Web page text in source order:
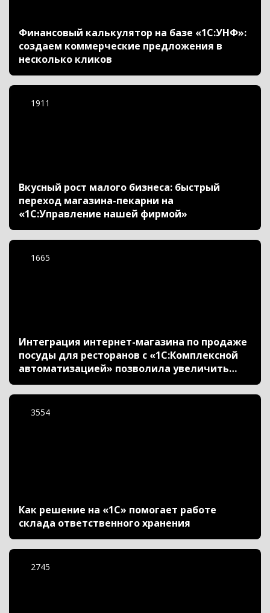
Финансовый калькулятор на базе «1С:УНФ»:
создаем коммерческие предложения в
несколько кликов
1911
Вкусный рост малого бизнеса: быстрый
переход магазина-пекарни на
«1С:Управление нашей фирмой»
1665
Интеграция интернет-магазина по продаже
посуды для ресторанов с «1С:Комплексной
автоматизацией» позволила увеличить
скорость обработки заказов
3554
Как решение на «1С» помогает работе
склада ответственного хранения
2745